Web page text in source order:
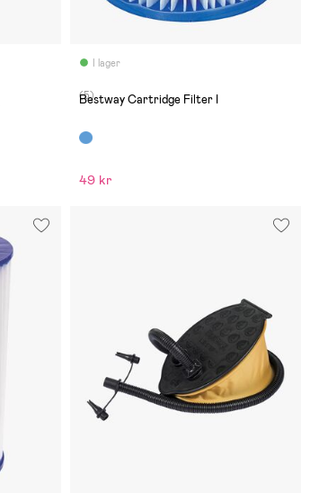
I lager
(5)
Bestway Cartridge Filter I
49 kr